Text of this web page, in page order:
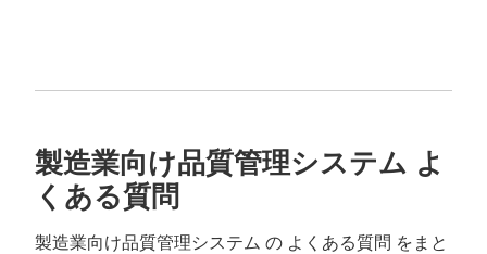
製造業向け品質管理システム よ
くある質問
製造業向け品質管理システム の よくある質問 をまと